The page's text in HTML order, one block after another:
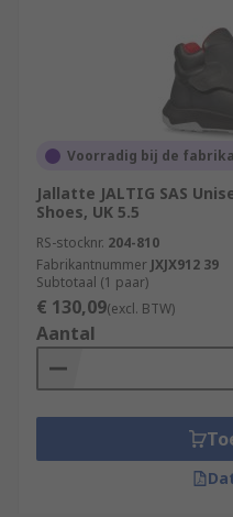
Voorradig bij de
Jallatte JALTIG SAS
Shoes, UK 5.5
RS-stocknr. 204-810
Fabrikantnummer JXJX912 39
Subtotaal (1 paar)
€ 130,09(excl. BTW)
Aantal